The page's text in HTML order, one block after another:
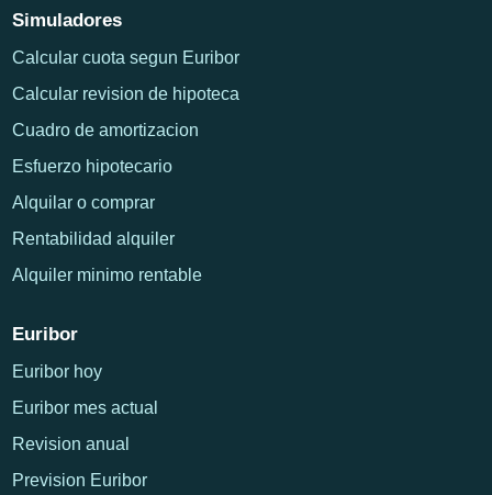
Simuladores
Calcular cuota segun Euribor
Calcular revision de hipoteca
Cuadro de amortizacion
Esfuerzo hipotecario
Alquilar o comprar
Rentabilidad alquiler
Alquiler minimo rentable
Euribor
Euribor hoy
Euribor mes actual
Revision anual
Prevision Euribor